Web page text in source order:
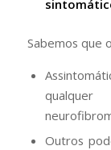
Sabemos que
Outros